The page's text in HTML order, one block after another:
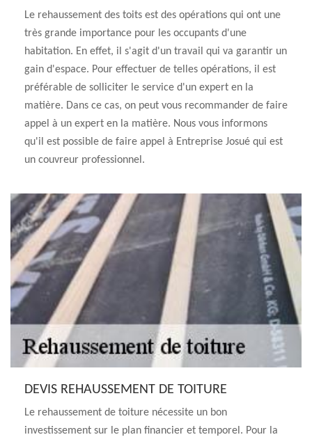
Le rehaussement des toits est des opérations qui ont une
très grande importance pour les occupants d'une
habitation. En effet, il s'agit d'un travail qui va garantir un
gain d'espace. Pour effectuer de telles opérations, il est
préférable de solliciter le service d'un expert en la
matière. Dans ce cas, on peut vous recommander de faire
appel à un expert en la matière. Nous vous informons
qu'il est possible de faire appel à Entreprise Josué qui est
un couvreur professionnel.
DEVIS REHAUSSEMENT DE TOITURE
Le rehaussement de toiture nécessite un bon
investissement sur le plan financier et temporel. Pour la